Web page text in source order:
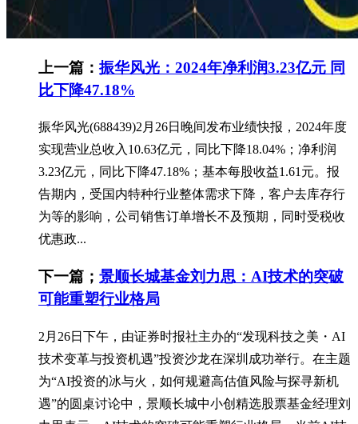
上一篇： 振华风光：2024年净利润3.23亿元 同
比下降47.18%
振华风光(688439)2月26日晚间发布业绩快报，2024年度
实现营业总收入10.63亿元，同比下降18.04%；净利润
3.23亿元，同比下降47.18%；基本每股收益1.61元。报
告期内，受国内特种行业整体需求下降，客户去库存行
为等的影响，公司销售订单增长不及预期，同时受税收
优惠政...
下一篇； 景顺长城基金刘力思：AI技术的突破
可能重塑行业格局
2月26日下午，由证券时报社主办的“发现科技之美・AI
技术变革与投资机遇”投资沙龙在深圳成功举行。在主题
为“AI投资的冰与火，如何规避高估值风险与探寻新机
遇”的圆桌讨论中，景顺长城中小创精选股票基金经理刘